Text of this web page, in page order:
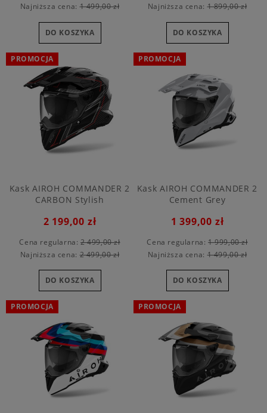
Najniższa cena:1 499,00 zł
DO KOSZYKA
Najniższa cena:1 899,00 zł
DO KOSZYKA
Kask AIROH COMMANDER 2
CARBON Stylish
2 199,00 zł
Cena regularna: 2 499,00 zł
Najniższa cena:2 499,00 zł
DO KOSZYKA
PROMOCJA
Kask AIROH COMMANDER 2
Cement Grey
1 399,00 zł
Cena regularna: 1 999,00 zł
Najniższa cena:1 499,00 zł
DO KOSZYKA
PROMOCJA
PROMOCJA PROMOCJA